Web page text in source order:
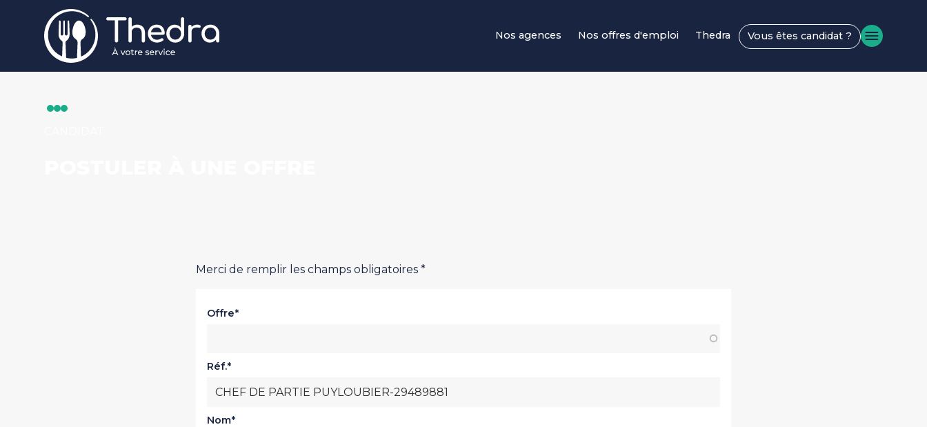
Aller au contenu principal
Navigation principale
Nos agences Nos offres d'emploi Thedra Vous êtes candidat ?
Merci de remplir les champs obligatoires *
Offre
Réf.
Nom